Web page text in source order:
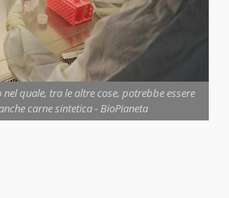
quale, tra le altre cose, potrebbe essere
carne sintetica - BioPianeta